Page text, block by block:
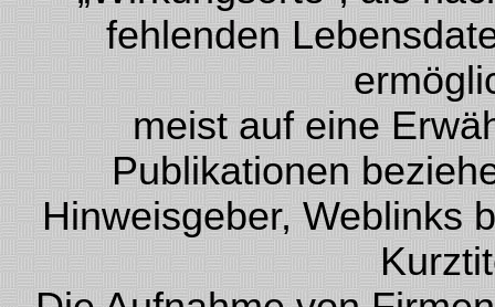
fehlenden
meist auf eine
Publikationen
Hinweisgeber, Weblinks